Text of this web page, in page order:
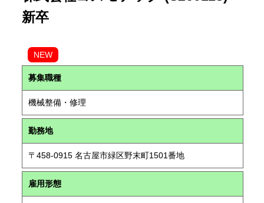
新卒
NEW
募集職種
機械整備・修理
勤務地
〒458-0915 名古屋市緑区野末町1501番地
雇用形態